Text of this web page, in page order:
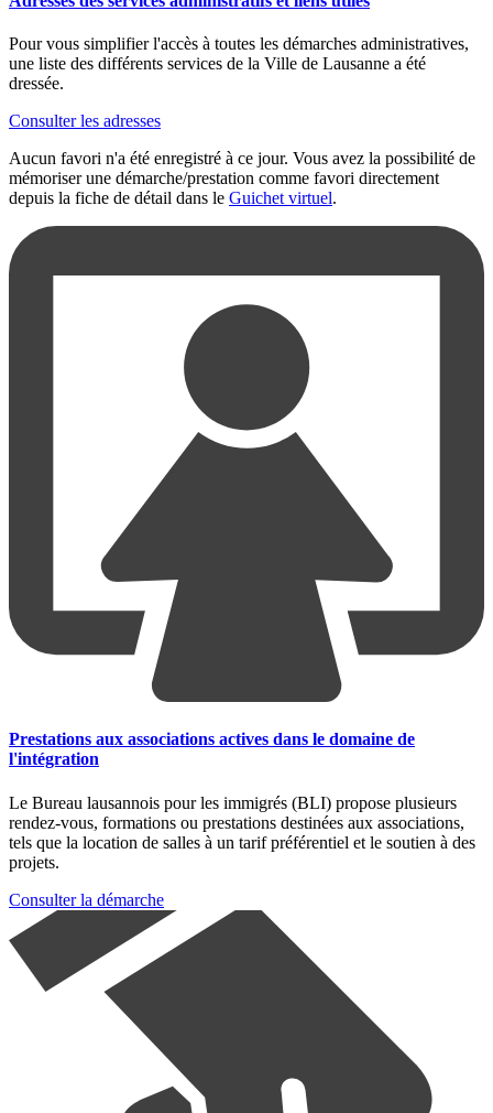
Pour vous simplifier l'accès à toutes les démarches administratives,
une liste des différents services de la Ville de Lausanne a été
dressée.
Consulter les adresses
Aucun favori n'a été enregistré à ce jour. Vous avez la possibilité de
mémoriser une démarche/prestation comme favori directement
depuis la fiche de détail dans le Guichet virtuel.
Prestations aux associations actives dans le domaine de
l'intégration
Le Bureau lausannois pour les immigrés (BLI) propose plusieurs
rendez-vous, formations ou prestations destinées aux associations,
tels que la location de salles à un tarif préférentiel et le soutien à des
projets.
Consulter la démarche